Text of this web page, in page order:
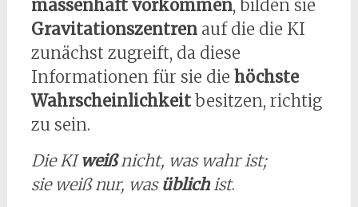
massenhaft vorkommen, bilden sie
Gravitationszentrenauf die die KI
zunächst zugreift, da diese
Informationen für sie die höchste
Wahrscheinlichkeitbesitzen, richtig
zu sein.
Die KIweißnicht, was wahr ist;
sie weiß nur, was üblichist.